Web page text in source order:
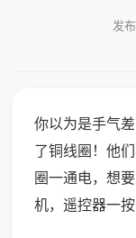
发
你以为是手气
了铜线圈！他
圈一通电，想
机，遥控器一